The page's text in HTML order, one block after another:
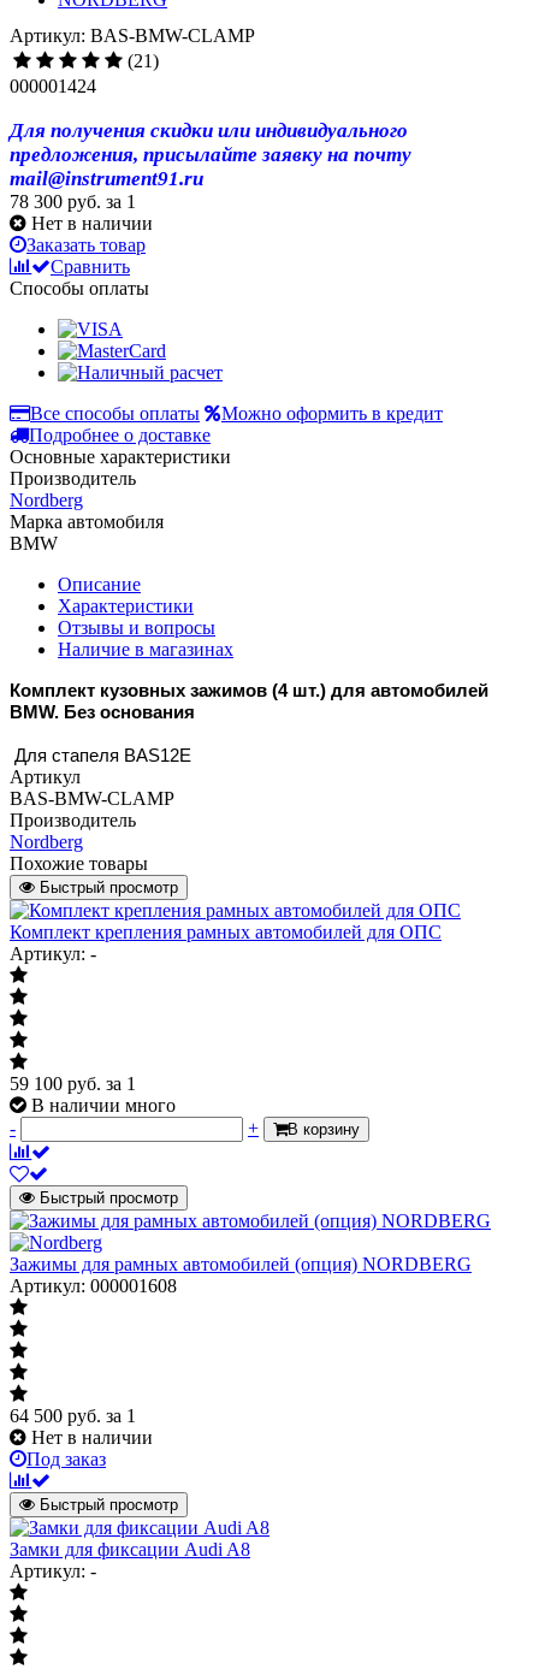
Артикул: BAS-BMW-CLAMP
(21)
000001424
Для получения скидки или индивидуального
предложения, присылайте заявку на почту
mail@instrument91.ru
78 300 руб. за 1
Нет в наличии
Заказать товар
Сравнить
Способы оплаты
Все способы оплаты
Можно оформить в кредит
Подробнее о доставке
Основные характеристики
Производитель
Nordberg
Марка автомобиля
BMW
Описание
Характеристики
Отзывы и вопросы
Наличие в магазинах
Комплект кузовных зажимов (4 шт.) для автомобилей
BMW. Без основания
Для стапеля BAS12E
Артикул
BAS-BMW-CLAMP
Производитель
Nordberg
Похожие товары
Быстрый просмотр
Комплект крепления рамных автомобилей для ОПС
Артикул: -
59 100 руб. за 1
В наличии много
-
+ В корзину
Быстрый просмотр
Зажимы для рамных автомобилей (опция) NORDBERG
Артикул: 000001608
64 500 руб. за 1
Нет в наличии
Под заказ
Быстрый просмотр
Замки для фиксации Audi A8
Артикул: -